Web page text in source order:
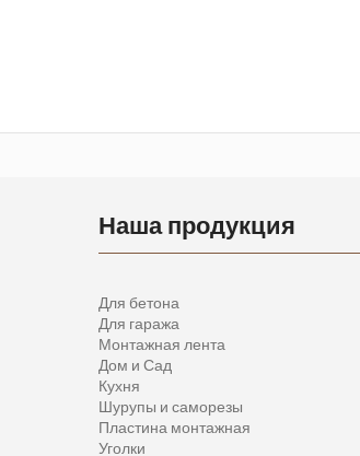
Наша продукция
Для бетона
Для гаража
Монтажная лента
Дом и Сад
Кухня
Шурупы и саморезы
Пластина монтажная
Уголки